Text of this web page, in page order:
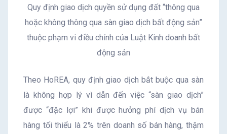
Quy định giao dịch quyền sử dụng đất “thông qua
hoặc không thông qua sàn giao dịch bất động sản”
thuộc phạm vi điều chỉnh của Luật Kinh doanh bất
động sản
Theo HoREA, quy định giao dịch bắt buộc qua sàn
là không hợp lý vì dẫn đến việc “sàn giao dịch”
được “đặc lợi” khi được hưởng phí dịch vụ bán
hàng tối thiểu là 2% trên doanh số bán hàng, thậm